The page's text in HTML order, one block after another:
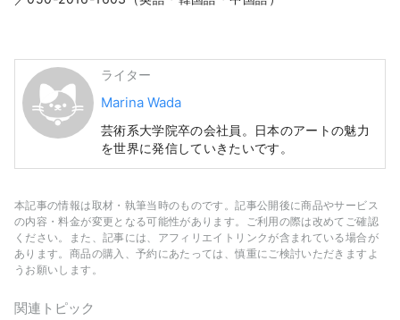
ライター
Marina Wada
芸術系大学院卒の会社員。日本のアートの魅力
を世界に発信していきたいです。
本記事の情報は取材・執筆当時のものです。記事公開後に商品やサービス
の内容・料金が変更となる可能性があります。ご利用の際は改めてご確認
ください。また、記事には、アフィリエイトリンクが含まれている場合が
あります。商品の購入、予約にあたっては、慎重にご検討いただきますよ
うお願いします。
関連トピック